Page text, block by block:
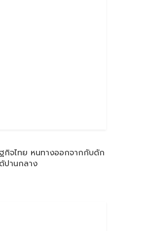
กิจไทย หนทางออกจากกับดัก
ปานกลาง